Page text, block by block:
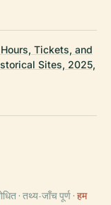
Tickets, and
Sites, 2025,
· तथ्य-जाँच पूर्ण · हम